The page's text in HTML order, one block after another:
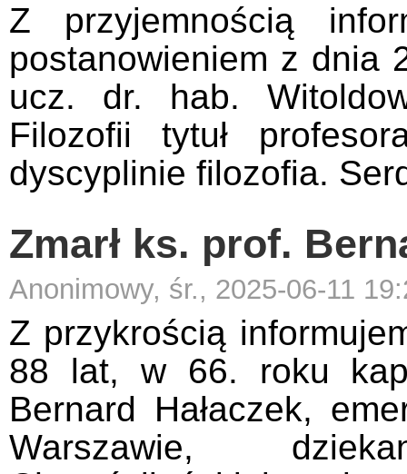
Z przyjemnością
postanowieniem z dnia
ucz. dr. hab.
Filozofii tytuł
dyscyplinie filozofia.
Zmarł ks. prof.
Anonimowy, śr., 2025-06-11
Z przykrością
88 lat, w 66. roku
Bernard Hałaczek,
Warszawie,